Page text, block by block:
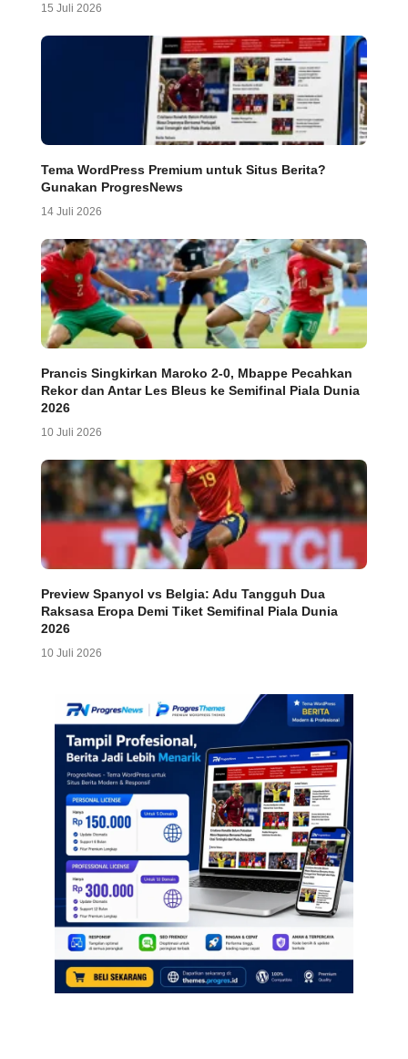
15 Juli 2026
Tema WordPress Premium untuk Situs Berita?
Gunakan ProgresNews
14 Juli 2026
Prancis Singkirkan Maroko 2-0, Mbappe Pecahkan
Rekor dan Antar Les Bleus ke Semifinal Piala Dunia
2026
10 Juli 2026
Preview Spanyol vs Belgia: Adu Tangguh Dua
Raksasa Eropa Demi Tiket Semifinal Piala Dunia
2026
10 Juli 2026